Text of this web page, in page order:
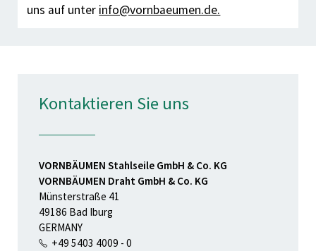
uns auf unter info@vornbaeumen.de.
Kontaktieren Sie uns
VORNBÄUMEN Stahlseile GmbH & Co. KG
VORNBÄUMEN Draht GmbH & Co. KG
Münsterstraße 41
49186 Bad Iburg
GERMANY
+49 5403 4009 - 0